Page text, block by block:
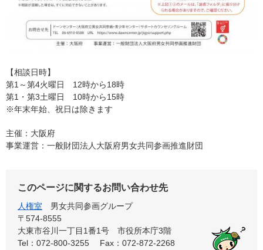
【相談日時】
第1～第4火曜日 12時から18時
第1・第3土曜日 10時から15時
※年末年始、祝日は除きます
主催：大阪府
事業運営：一般財団法人大阪府男女共同参画推進財団
このページに関するお問い合わせ先
人権室
男女共同参画グループ
〒574-8555
大東市谷川一丁目1番1号 市役所本庁3階
Tel：072-800-3255
Fax：072-872-2268